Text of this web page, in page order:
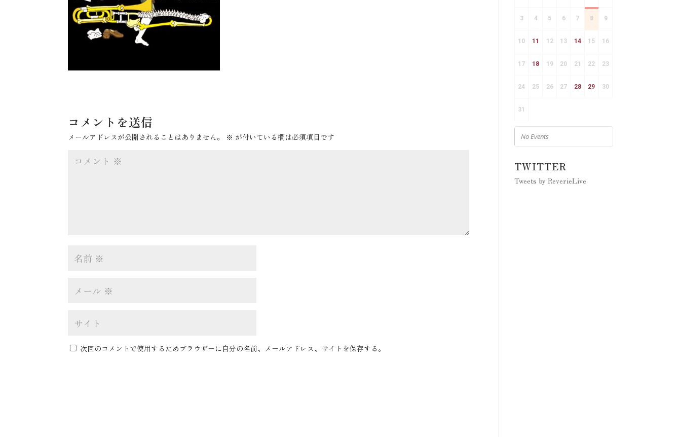
コメントを送信
メールアドレスが公開されることはありません。 ※ が付いている欄は必須項目です
次回のコメントで使用するためブラウザーに自分の名前、メールアドレス、サイトを保存する。
3 4 5 6 7 8 9
10 11 12 13 14 15 16
17 18 19 20 21 22 23
24 25 26 27 28 29 30
31
No Events
TWITTER
Tweets by ReverieLive